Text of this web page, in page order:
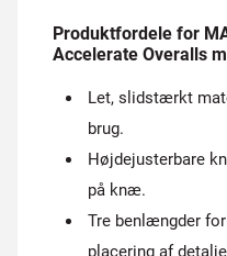
Produktfordele for
Accelerate Overalls
Let, slidstærkt
brug.
Højdejusterbare
på knæ.
Tre benlængder
placering af